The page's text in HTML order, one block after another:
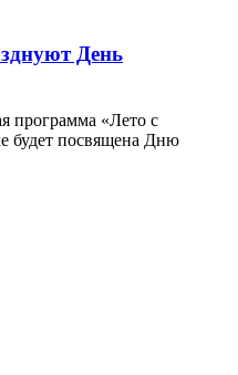
День
программа «Лето с
будет посвящена Дню